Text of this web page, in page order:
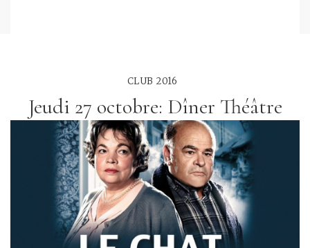
CLUB 2016
Jeudi 27 octobre: Dîner Théâtre